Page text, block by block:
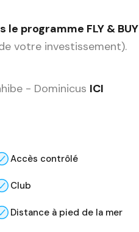
le programme FLY & BUY
votre investissement).
- Dominicus ICI
Accès contrôlé
Club
Distance à pied de la mer